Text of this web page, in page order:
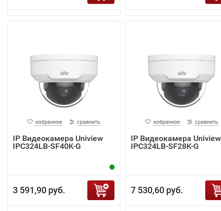
избранное сравнить
IP Видеокамера Uniview
IPC324LB-SF40K-G
3 591,90 руб.
избранное сравнить
IP Видеокамера Uniview
IPC324LB-SF28K-G
7 530,60 руб.